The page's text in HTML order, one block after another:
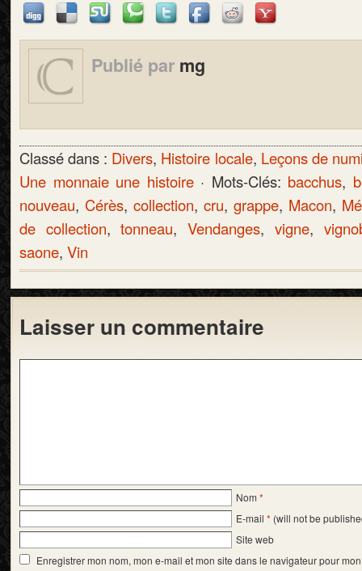
Publié par mg
Classé dans : Divers, Histoire locale, Leçons de
Une monnaie une histoire· Mots-Clés: bacchus,
nouveau, Cérès, collection, cru, grappe, Macon,
de collection,tonneau,Vendanges, vigne,
saone, Vin
Laisser un commentaire
Nom *
E-mail * (will not be
Site web
Enregistrer mon nom, mon e-mail et mon site dans le navigateur pour